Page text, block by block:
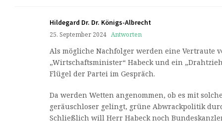
Hildegard Dr. Dr. Königs-Albrecht
25. September 2024 Antworten
Als mögliche Nachfolger werden eine Vertraute
„Wirtschaftsminister“ Habeck und ein
Flügel der Partei im Gespräch.
Da werden Wetten angenommen, ob es mit
geräuschloser gelingt, grüne Abwrackpolitik
Schließlich will Herr Habeck noch